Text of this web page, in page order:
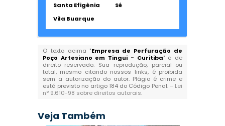
Santa Efigênia
Sé
Vila Buarque
O texto acima "Empresa de Perfuração de
Poço Artesiano em Tingui - Curitiba" é de
direito reservado. Sua reprodução, parcial ou
total, mesmo citando nossos links, é proibida
sem a autorização do autor. Plágio é crime e
está previsto no artigo 184 do Código Penal. – Lei
n° 9.610-98 sobre direitos autorais.
Veja Também